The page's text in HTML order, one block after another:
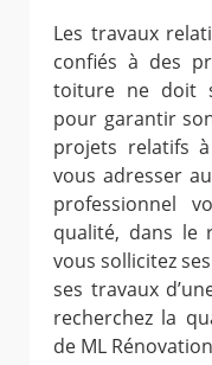
Les travaux
confiés à des
toiture ne doit
pour garantir
projets relatifs
vous adresser
professionnel
qualité, dans le
vous sollicitez
ses travaux
recherchez la
de ML